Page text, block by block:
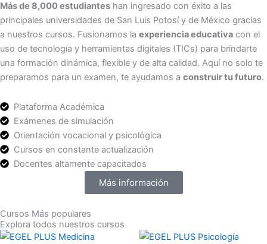
Más de 8,000 estudiantes han ingresado con éxito a las
principales universidades de San Luis Potosí y de México gracias
a nuestros cursos. Fusionamos la experiencia educativa con el
uso de tecnología y herramientas digitales (TICs) para brindarte
una formación dinámica, flexible y de alta calidad. Aquí no solo te
preparamos para un examen, te ayudamos a construir tu futuro.
Plataforma Académica
Exámenes de simulación
Orientación vocacional y psicológica
Cursos en constante actualización
Docentes altamente capacitados
Más información
Cursos Más populares
Explora todos nuestros cursos